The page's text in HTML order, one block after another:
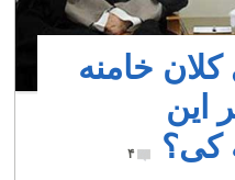
خامنه
این
کی؟
۴